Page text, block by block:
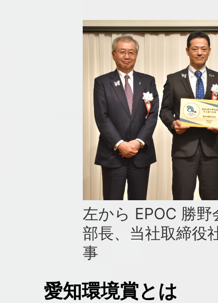
左から EPOC 勝
部長、当社取締役
事
愛知環境賞とは